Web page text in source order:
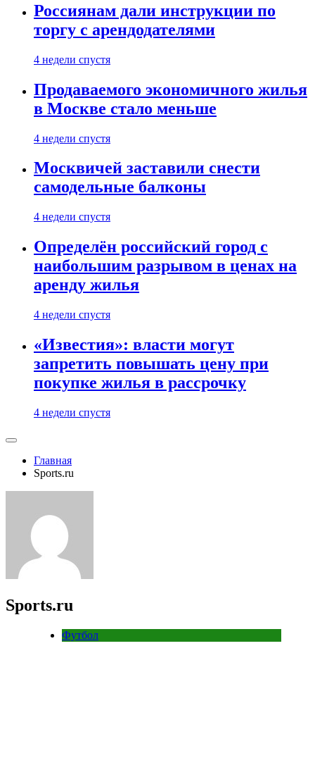
Россиянам дали инструкции по
торгу с арендодателями
4 недели спустя
Продаваемого экономичного жилья
в Москве стало меньше
4 недели спустя
Москвичей заставили снести
самодельные балконы
4 недели спустя
Определён российский город с
наибольшим разрывом в ценах на
аренду жилья
4 недели спустя
«Известия»: власти могут
запретить повышать цену при
покупке жилья в рассрочку
4 недели спустя
Главная
Sports.ru
Sports.ru
Футбол